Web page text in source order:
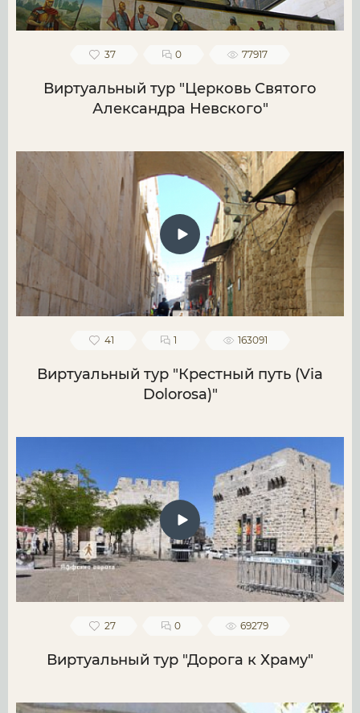
37 0 77917
Виртуальный тур "Церковь Святого
Александра Невского"
41 1 163091
Виртуальный тур "Крестный путь (Via
Dolorosa)"
27 0 69279
Виртуальный тур "Дорога к Храму"